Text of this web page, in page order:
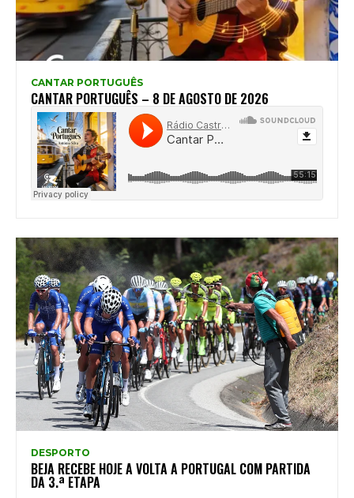
CANTAR PORTUGUÊS
CANTAR PORTUGUÊS – 8 DE AGOSTO DE 2026
DESPORTO
BEJA RECEBE HOJE A VOLTA A PORTUGAL COM PARTIDA
DA 3.ª ETAPA